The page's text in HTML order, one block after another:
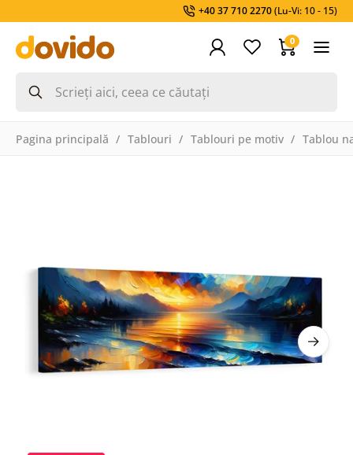
+40 37 710 2270(Lu-Vi: 10 - 15)
0
Pagina principală Tablouri Tablouri pe motiv Tablou